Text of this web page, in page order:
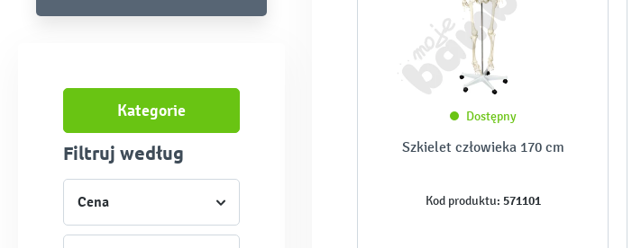
Kategorie
Filtruj według
Cena
Dostępny
Szkielet człowieka 170 cm
Kod produktu: 571101